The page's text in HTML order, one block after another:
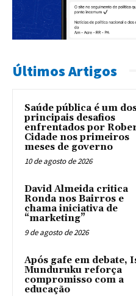
Últimos Artigos
Saúde pública é um
principais desafios
enfrentados por
Cidade nos primeiros
meses de governo
10 de agosto de 2026
David Almeida critica
Ronda nos Bairros e
chama iniciativa de
“marketing”
9 de agosto de 2026
Após gafe em debate,
Munduruku reforça
compromisso com a
educação